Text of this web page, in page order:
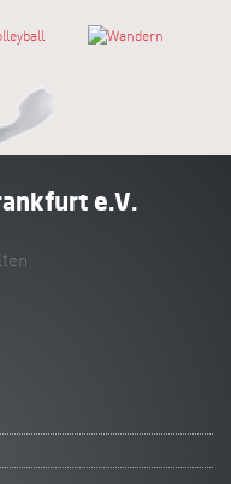
Wandern
e.V.